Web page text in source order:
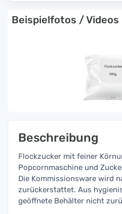
Beispielfotos / Videos
Beschreibung
Flockzucker mit feiner
Popcornmaschine und
Die Kommissionsware wird
zurückerstattet. Aus
geöffnete Behälter nicht